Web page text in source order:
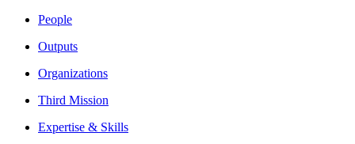
People
Outputs
Organizations
Third Mission
Expertise & Skills